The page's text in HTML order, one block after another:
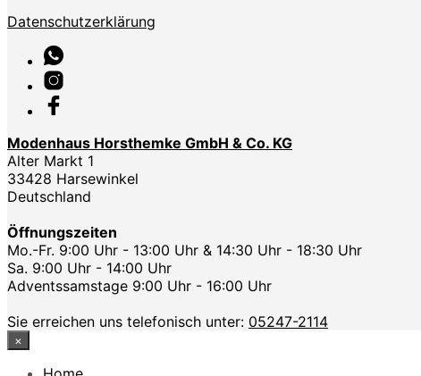
Datenschutzerklärung
Modenhaus Horsthemke GmbH & Co. KG
Alter Markt 1
33428 Harsewinkel
Deutschland
Öffnungszeiten
Mo.-Fr. 9:00 Uhr - 13:00 Uhr & 14:30 Uhr - 18:30 Uhr
Sa. 9:00 Uhr - 14:00 Uhr
Adventssamstage 9:00 Uhr - 16:00 Uhr
Sie erreichen uns telefonisch unter: 05247-2114
×